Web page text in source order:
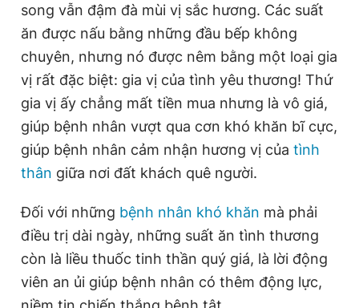
song vẫn đậm đà mùi vị sắc hương. Các suất
ăn được nấu bằng những đầu bếp không
chuyên, nhưng nó được nêm bằng một loại gia
vị rất đặc biệt: gia vị của tình yêu thương! Thứ
gia vị ấy chẳng mất tiền mua nhưng là vô giá,
giúp bệnh nhân vượt qua cơn khó khăn bĩ cực,
giúp bệnh nhân cảm nhận hương vị của tình
thân giữa nơi đất khách quê người.
Đối với những bệnh nhân khó khăn mà phải
điều trị dài ngày, những suất ăn tình thương
còn là liều thuốc tinh thần quý giá, là lời động
viên an ủi giúp bệnh nhân có thêm động lực,